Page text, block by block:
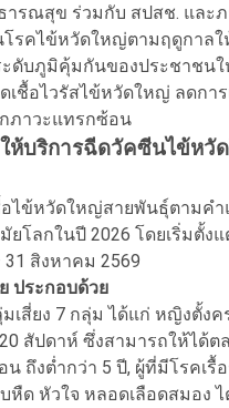
ารณสุข ร่วมกับ สปสช. และ
รคไข้หวัดใหญ่ตามฤดูกาลใ
ดับภูมิคุ้มกันของประชาชนใ
เชื้อไวรัสไข้หวัดใหญ่ ลดการ
ภาวะแทรกซ้อน
ห้บริการฉีดวัคซีนไข้หวั
ไข้หวัดใหญ่สายพันธุ์ตามคำ
ยโลกในปี 2026 โดยเริ่มตั้ง
สิงหาคม 2569
ประกอบด้วย
เสี่ยง 7 กลุ่ม ได้แก่ หญิงตั้ง
สัปดาห์ ซึ่งสามารถให้ได้ต
น ถึงต่ำกว่า 5 ปี, ผู้ที่มีโรคเรื้
หืด หัวใจ หลอดเลือดสมอง ไ